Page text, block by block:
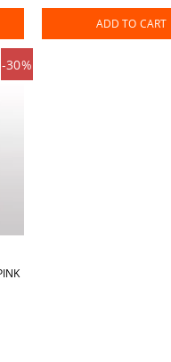
ADD TO CART
-30%